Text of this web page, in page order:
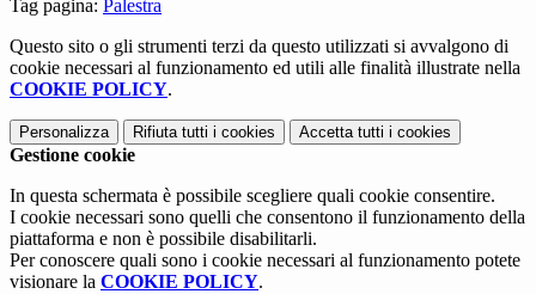
Tag pagina: Palestra
Questo sito o gli strumenti terzi da questo utilizzati si avvalgono di
cookie necessari al funzionamento ed utili alle finalità illustrate nella
COOKIE POLICY.
Personalizza Rifiuta tutti i cookies Accetta tutti i cookies
Gestione cookie
In questa schermata è possibile scegliere quali cookie consentire.
I cookie necessari sono quelli che consentono il funzionamento della
piattaforma e non è possibile disabilitarli.
Per conoscere quali sono i cookie necessari al funzionamento potete
visionare la COOKIE POLICY.